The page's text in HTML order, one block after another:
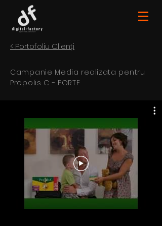
< Portofoliu Clienți
Campanie Media realizata pentru
Propolis C - FORTE